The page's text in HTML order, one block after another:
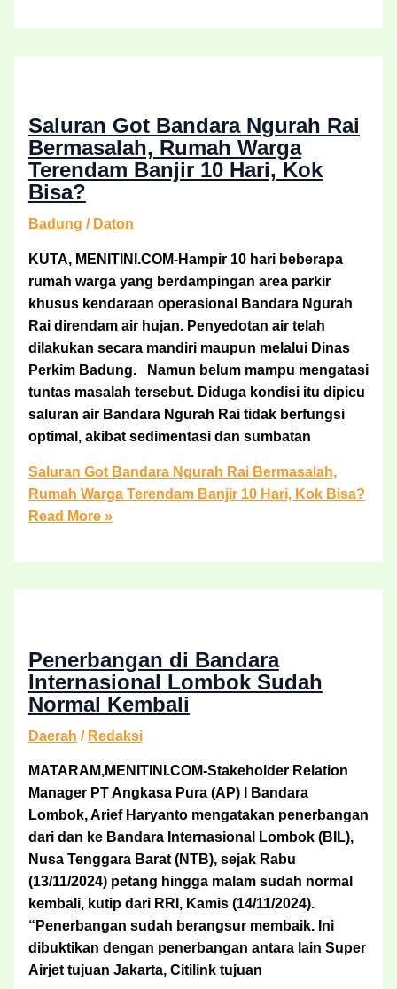
Saluran Got Bandara Ngurah Rai
Bermasalah, Rumah Warga
Terendam Banjir 10 Hari, Kok
Bisa?
Badung / Daton
KUTA, MENITINI.COM-Hampir 10 hari beberapa
rumah warga yang berdampingan area parkir
khusus kendaraan operasional Bandara Ngurah
Rai direndam air hujan. Penyedotan air telah
dilakukan secara mandiri maupun melalui Dinas
Perkim Badung. Namun belum mampu mengatasi
tuntas masalah tersebut. Diduga kondisi itu dipicu
saluran air Bandara Ngurah Rai tidak berfungsi
optimal, akibat sedimentasi dan sumbatan
Saluran Got Bandara Ngurah Rai Bermasalah,
Rumah Warga Terendam Banjir 10 Hari, Kok Bisa?
Read More »
Penerbangan di Bandara
Internasional Lombok Sudah
Normal Kembali
Daerah / Redaksi
MATARAM,MENITINI.COM-Stakeholder Relation
Manager PT Angkasa Pura (AP) I Bandara
Lombok, Arief Haryanto mengatakan penerbangan
dari dan ke Bandara Internasional Lombok (BIL),
Nusa Tenggara Barat (NTB), sejak Rabu
(13/11/2024) petang hingga malam sudah normal
kembali, kutip dari RRI, Kamis (14/11/2024).
“Penerbangan sudah berangsur membaik. Ini
dibuktikan dengan penerbangan antara lain Super
Airjet tujuan Jakarta, Citilink tujuan